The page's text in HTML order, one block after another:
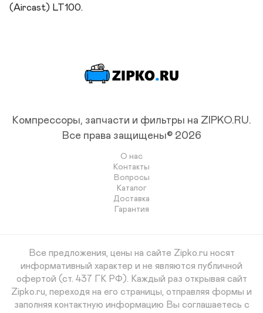
(Aircast) LT100.
Компрессоры, запчасти и фильтры на ZIPKO.RU.
Все права защищены© 2026
О нас
Контакты
Вопросы
Каталог
Доставка
Гарантия
Все предложения, цены на сайте Zipko.ru носят
информативный характер и не являются публичной
офертой (ст. 437 ГК РФ). Каждый раз открывая сайт
Zipko.ru, переходя на его страницы, отправляя формы и
заполняя контактную информацию Вы соглашаетесь с